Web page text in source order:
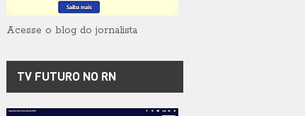
Acesse o blog do jornalista
TV FUTURO NO RN